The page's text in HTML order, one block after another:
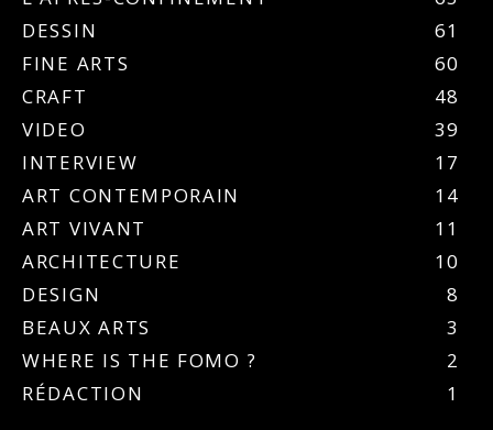
DESSIN
61
FINE ARTS
60
CRAFT
48
VIDEO
39
INTERVIEW
17
ART CONTEMPORAIN
14
ART VIVANT
11
ARCHITECTURE
10
DESIGN
8
BEAUX ARTS
3
WHERE IS THE FOMO ?
2
RÉDACTION
1